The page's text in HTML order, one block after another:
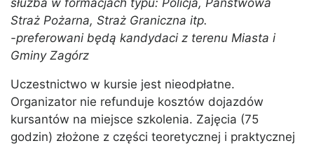
służba w formacjach typu: Policja, Państwowa
Straż Pożarna, Straż Graniczna itp.
-preferowani będą kandydaci z terenu Miasta i
Gminy Zagórz
Uczestnictwo w kursie jest nieodpłatne.
Organizator nie refunduje kosztów dojazdów
kursantów na miejsce szkolenia. Zajęcia (75
godzin) złożone z części teoretycznej i praktycznej